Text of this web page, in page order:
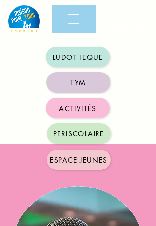
LUDOTHEQUE
TYM
ACTIVITÉS
PERISCOLAIRE
ESPACE JEUNES